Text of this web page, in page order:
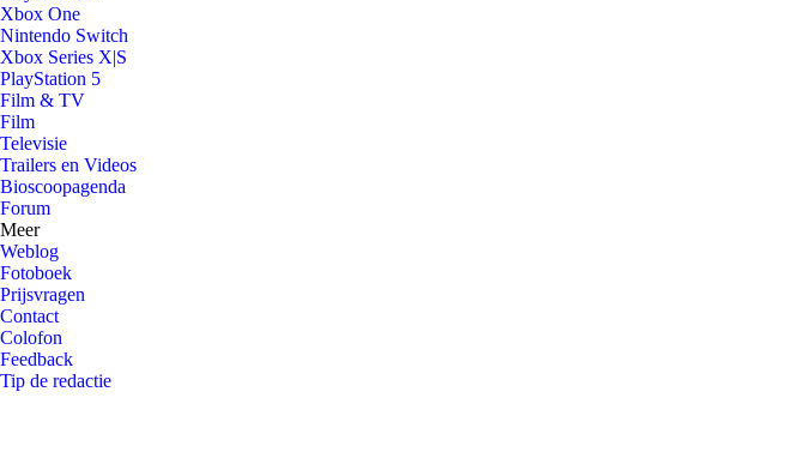
Xbox One
Nintendo Switch
Xbox Series X|S
PlayStation 5
Film & TV
Film
Televisie
Trailers en Videos
Bioscoopagenda
Forum
Meer
Weblog
Fotoboek
Prijsvragen
Contact
Colofon
Feedback
Tip de redactie